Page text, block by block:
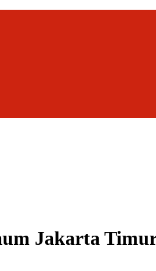
Jakarta